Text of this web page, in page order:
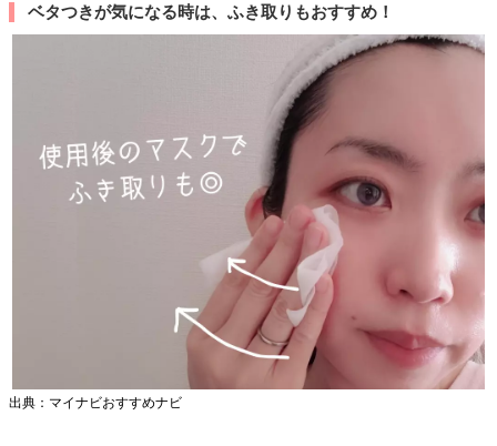
ベタつきが気になる時は、ふき取りもおすすめ！
出典：マイナビおすすめナビ